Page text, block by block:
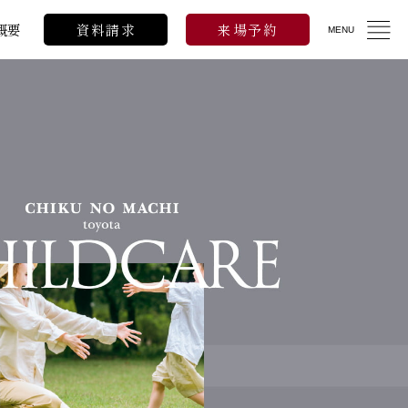
要 資料請求 来場予約 MENU